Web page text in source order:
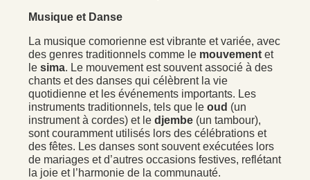
Musique et Danse
La musique comorienne est vibrante et variée, avec
des genres traditionnels comme le mouvementet
le sima. Le mouvement est souvent associé à des
chants et des danses qui célèbrent la vie
quotidienne et les événements importants. Les
instruments traditionnels, tels que le oud (un
instrument à cordes) et le djembe(un tambour),
sont couramment utilisés lors des célébrations et
des fêtes. Les danses sont souvent exécutées lors
de mariages et d’autres occasions festives, reflétant
la joie et l’harmonie de la communauté.